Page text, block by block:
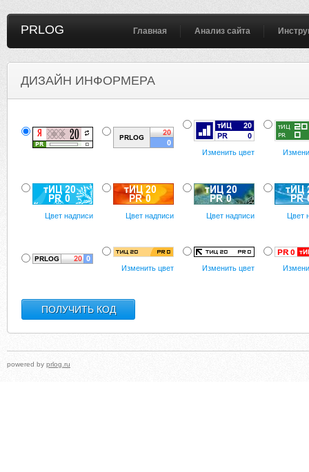
PRLOG Главная Анализ сайта
ДИЗАЙН ИНФОРМЕРА
Изменить цвет
Цвет надписи Цвет надписи Цвет надписи Цвет
Изменить цвет Изменить цвет
powered by prlog.ru